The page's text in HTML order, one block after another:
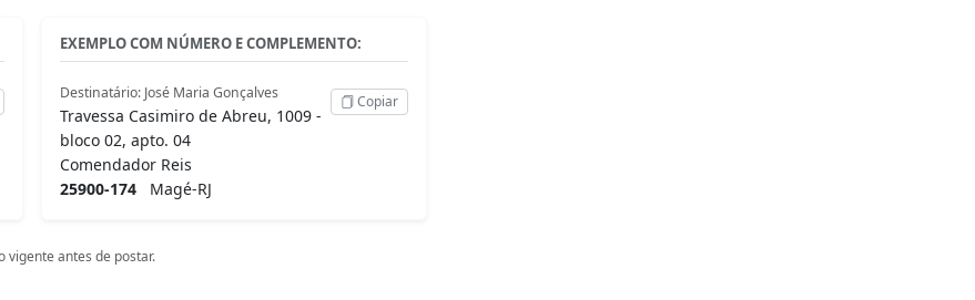
EXEMPLO COM NÚMERO E COMPLEMENTO:
Destinatário: José Maria Gonçalves
Travessa Casimiro de Abreu, 1009 -
bloco 02, apto. 04
Comendador Reis
25900-174 Magé-RJ
Copiar
vigente antes de postar.